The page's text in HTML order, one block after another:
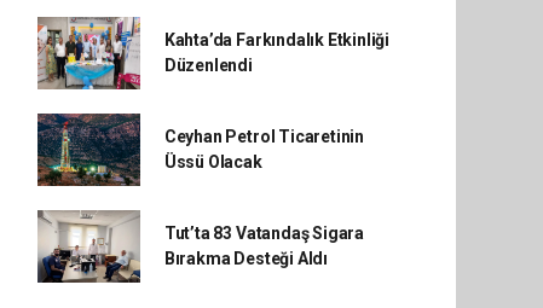
Kahta’da Farkındalık Etkinliği
Düzenlendi
Ceyhan Petrol Ticaretinin
Üssü Olacak
Tut’ta 83 Vatandaş Sigara
Bırakma Desteği Aldı